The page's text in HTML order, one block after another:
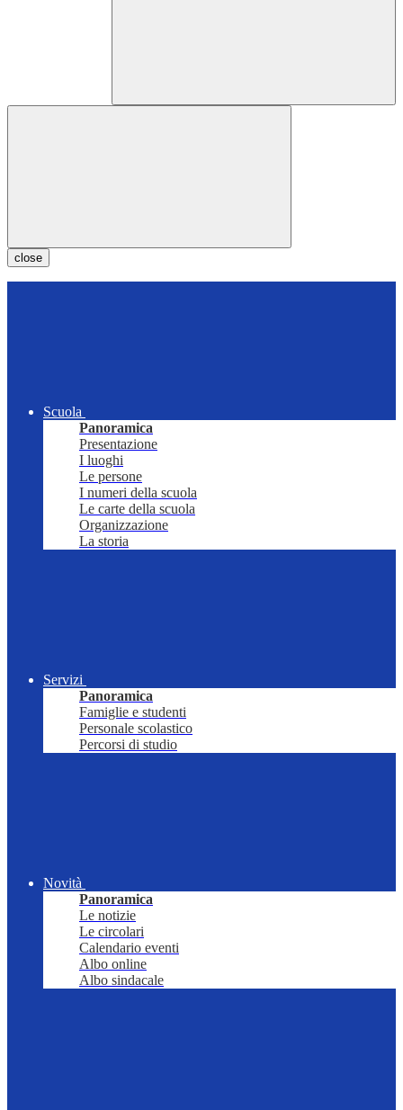
close
Scuola
Panoramica
Presentazione
I luoghi
Le persone
I numeri della scuola
Le carte della scuola
Organizzazione
La storia
Servizi
Panoramica
Famiglie e studenti
Personale scolastico
Percorsi di studio
Novità
Panoramica
Le notizie
Le circolari
Calendario eventi
Albo online
Albo sindacale